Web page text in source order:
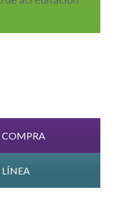
COMPRA
LÍNEA